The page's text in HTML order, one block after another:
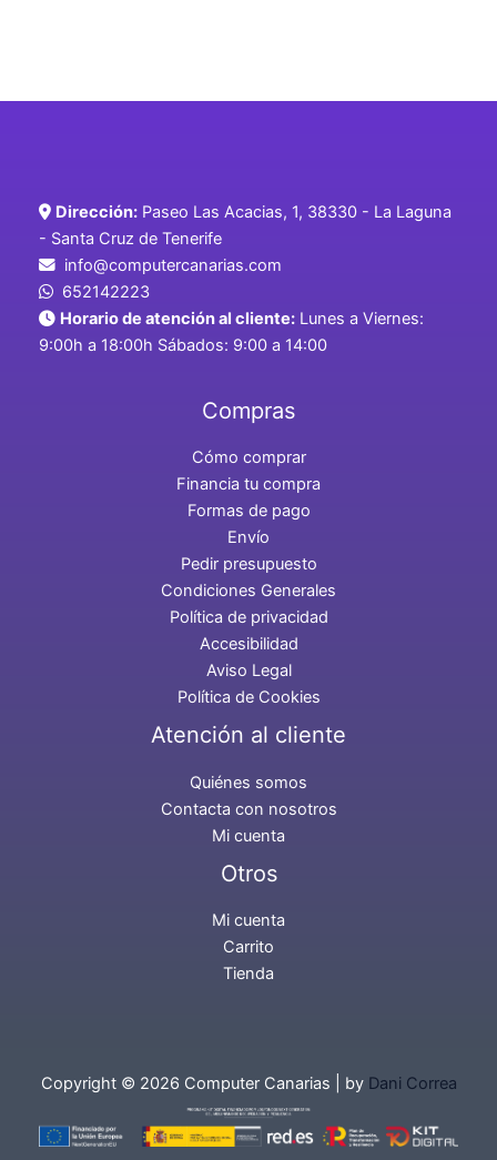
Dirección: Paseo Las Acacias, 1, 38330 - La Laguna
- Santa Cruz de Tenerife
info@computercanarias.com
652142223
Horario de atención al cliente: Lunes a Viernes:
9:00h a 18:00h Sábados: 9:00 a 14:00
Compras
Cómo comprar
Financia tu compra
Formas de pago
Envío
Pedir presupuesto
Condiciones Generales
Política de privacidad
Accesibilidad
Aviso Legal
Política de Cookies
Atención al cliente
Quiénes somos
Contacta con nosotros
Mi cuenta
Otros
Mi cuenta
Carrito
Tienda
Copyright © 2026 Computer Canarias | by Dani Correa